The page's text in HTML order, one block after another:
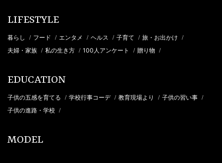
LIFESTYLE
暮らし / フード / エンタメ / ヘルス / 子育て / 旅・お出かけ /
夫婦・家族 / 私の生き方 / 100人アンケート / 贈り物 /
EDUCATION
子供の五感を育てる / 学校行事コーデ / 教育現場より / 子供の習い事 /
子供の進路・学校 /
MODEL